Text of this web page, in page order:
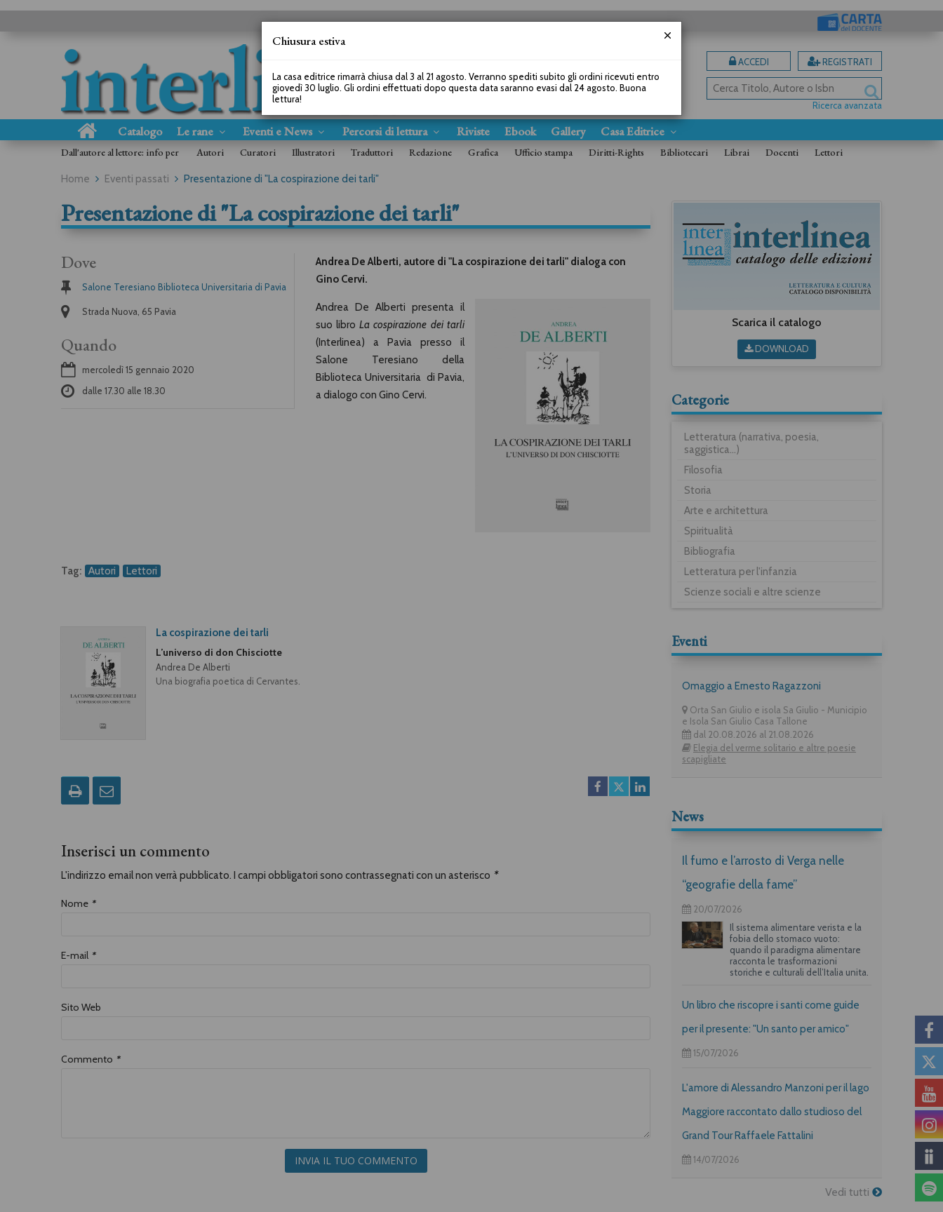
ACCEDI REGISTRATI
Ricerca avanzata
Catalogo Le rane Eventi e News Percorsi di lettura Riviste Ebook Gallery Casa Editrice
Dall'autore al lettore: info per Autori Curatori Illustratori Traduttori Redazione Grafica Ufficio stampa Diritti-Rights Bibliotecari Librai Docenti Lettori
Home Eventi passati Presentazione di "La cospirazione dei tarli"
Presentazione di "La cospirazione dei tarli"
Dove
Salone Teresiano Biblioteca Universitaria di Pavia
Strada Nuova, 65 Pavia
Quando
mercoledì 15 gennaio 2020
dalle 17.30 alle 18.30
Andrea De Alberti, autore di "La cospirazione dei tarli" dialoga con
Gino Cervi.
Andrea De Alberti presenta il
suo libroLa cospirazione dei tarli
(Interlinea) a Pavia presso il
Salone Teresiano della
Biblioteca Universitaria di Pavia,
a dialogo con Gino Cervi.
Tag: Autori Lettori
La cospirazione dei tarli
L’universo di don Chisciotte
Andrea De Alberti
Una biografia poetica di Cervantes.
Inserisci un commento
L'indirizzo email non verrà pubblicato. I campi obbligatori sono contrassegnati con un asterisco *
Nome *
E-mail *
Sito Web
Commento *
INVIA IL TUO COMMENTO
Scarica il catalogo
DOWNLOAD
Categorie
Letteratura (narrativa, poesia,
saggistica...)
Filosofia
Storia
Arte e architettura
Spiritualità
Bibliografia
Letteratura per l'infanzia
Scienze sociali e altre scienze
Eventi
Omaggio a Ernesto Ragazzoni
Orta San Giulio e isola Sa Giulio - Municipio
e Isola San Giulio Casa Tallone
dal 20.08.2026 al 21.08.2026
Elegia del verme solitario e altre poesie
scapigliate
News
Il fumo e l’arrosto di Verga nelle
“geografie della fame”
20/07/2026
Il sistema alimentare verista e la
fobia dello stomaco vuoto:
quando il paradigma alimentare
racconta le trasformazioni
storiche e culturali dell’Italia unita.
Un libro che riscopre i santi come guide
per il presente: "Un santo per amico"
15/07/2026
L'amore di Alessandro Manzoni per il lago
Maggiore raccontato dallo studioso del
Grand Tour Raffaele Fattalini
14/07/2026
Vedi tutti
Chiusura estiva
La casa editrice rimarrà chiusa dal 3 al 21 agosto. Verranno spediti subito gli ordini ricevuti entro
giovedì 30 luglio. Gli ordini effettuati dopo questa data saranno evasi dal 24 agosto. Buona
lettura!